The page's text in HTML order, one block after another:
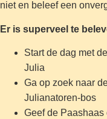
niet en beleef een
Er is superveel te
Start de dag met
Julia
Ga op zoek naar
Julianatoren-bos
Geef de